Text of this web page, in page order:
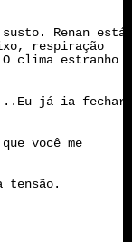
Renan está
respiração
clima estranho
já ia fechar
você me
tensão.